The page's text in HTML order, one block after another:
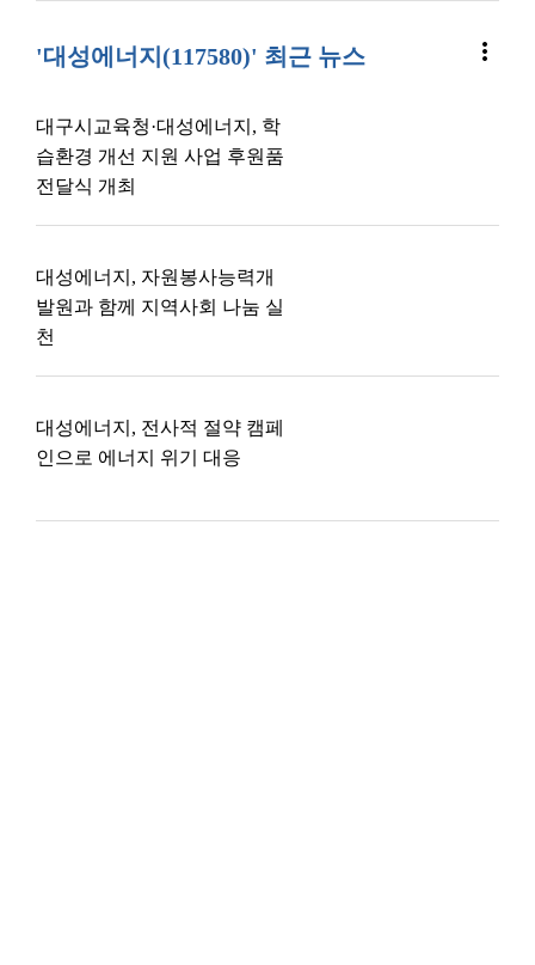
'대성에너지(117580)' 최근 뉴스 more_vert
대구시교육청·대성에너지, 학
습환경 개선 지원 사업 후원품
전달식 개최
대성에너지, 자원봉사능력개
발원과 함께 지역사회 나눔 실
천
대성에너지, 전사적 절약 캠페
인으로 에너지 위기 대응